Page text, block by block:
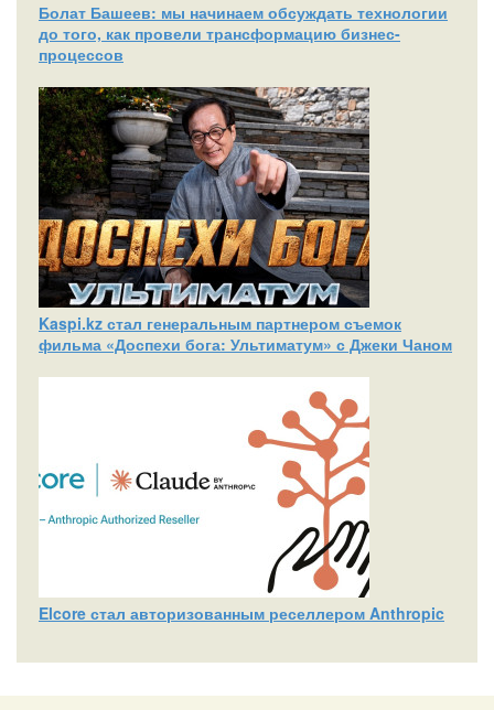
Болат Башеев: мы начинаем обсуждать технологии
до того, как провели трансформацию бизнес-
процессов
Kaspi.kz стал генеральным партнером съемок
фильма «Доспехи бога: Ультиматум» с Джеки Чаном
Elcore стал авторизованным реселлером Anthropic